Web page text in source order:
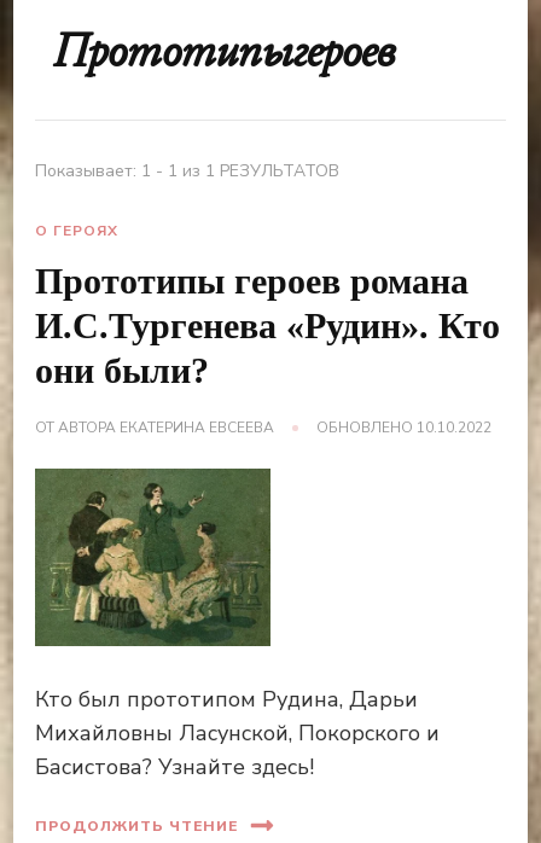
Прототипыгероев
Показывает: 1 - 1 из 1 РЕЗУЛЬТАТОВ
О ГЕРОЯХ
Прототипы героев романа
И.С.Тургенева «Рудин». Кто
они были?
ОТ АВТОРА ЕКАТЕРИНА ЕВСЕЕВА ОБНОВЛЕНО 10.10.2022
Кто был прототипом Рудина, Дарьи
Михайловны Ласунской, Покорского и
Басистова? Узнайте здесь!
ПРОДОЛЖИТЬ ЧТЕНИЕ